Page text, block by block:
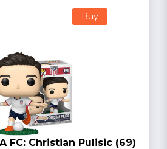
Buy
FC: Christian Pulisic (69)